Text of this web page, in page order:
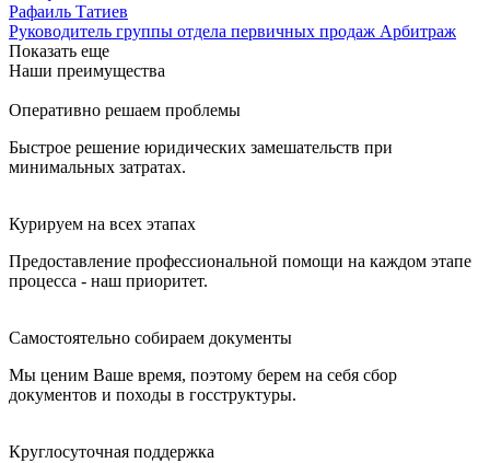
Рафаиль Татиев
Руководитель группы отдела первичных продаж Арбитраж
Показать еще
Наши преимущества
Оперативно решаем проблемы
Быстрое решение юридических замешательств при
минимальных затратах.
Курируем на всех этапах
Предоставление профессиональной помощи на каждом этапе
процесса - наш приоритет.
Самостоятельно собираем документы
Мы ценим Ваше время, поэтому берем на себя сбор
документов и походы в госструктуры.
Круглосуточная поддержка